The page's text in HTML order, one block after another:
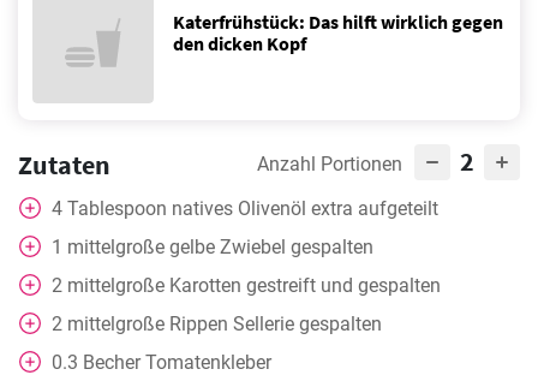
Katerfrühstück: Das hilft wirklich gegen
den dicken Kopf
Zutaten Anzahl Portionen 2
4 Tablespoon natives Olivenöl extra aufgeteilt
1 mittelgroße gelbe Zwiebel gespalten
2 mittelgroße Karotten gestreift und gespalten
2 mittelgroße Rippen Sellerie gespalten
0.3 Becher Tomatenkleber